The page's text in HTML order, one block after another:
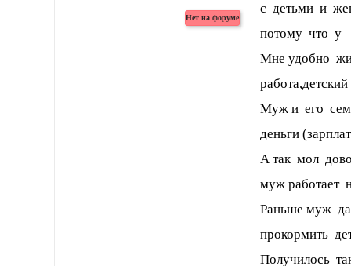
с детьми и
потому что у
Мне удобно
Муж и его
деньги
А так мол
муж работает
Раньше муж
прокормить
Получилось